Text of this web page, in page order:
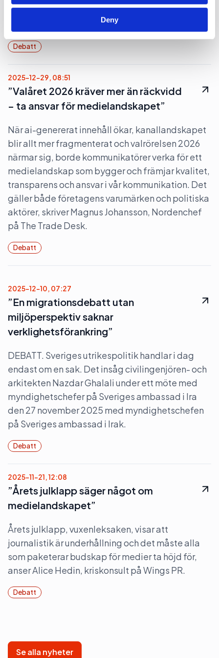
Deny
chefsroller. Det skriver Thomas Thorning, cjx-
rådgivare på ai-företaget SAS Institute.
Debatt
2025-12-29, 08:51
”Valåret 2026 kräver mer än räckvidd
– ta ansvar för medielandskapet”
När ai-genererat innehåll ökar, kanallandskapet
blir allt mer fragmenterat och valrörelsen 2026
närmar sig, borde kommunikatörer verka för ett
medielandskap som bygger och främjar kvalitet,
transparens och ansvar i vår kommunikation. Det
gäller både företagens varumärken och politiska
aktörer, skriver Magnus Johansson, Nordenchef
på The Trade Desk.
Debatt
2025-12-10, 07:27
”En migrationsdebatt utan
miljöperspektiv saknar
verklighetsförankring”
DEBATT. Sveriges utrikespolitik handlar i dag
endast om en sak. Det insåg civilingenjören- och
arkitekten Nazdar Ghalali under ett möte med
myndighetschefer på Sveriges ambassad i Ira
den 27 november 2025 med myndighetschefen
på Sveriges ambassad i Irak.
Debatt
2025-11-21, 12:08
”Årets julklapp säger något om
medielandskapet”
Årets julklapp, vuxenleksaken, visar att
journalistik är underhållning och det måste alla
som paketerar budskap för medier ta höjd för,
anser Alice Hedin, kriskonsult på Wings PR.
Debatt
Se alla nyheter